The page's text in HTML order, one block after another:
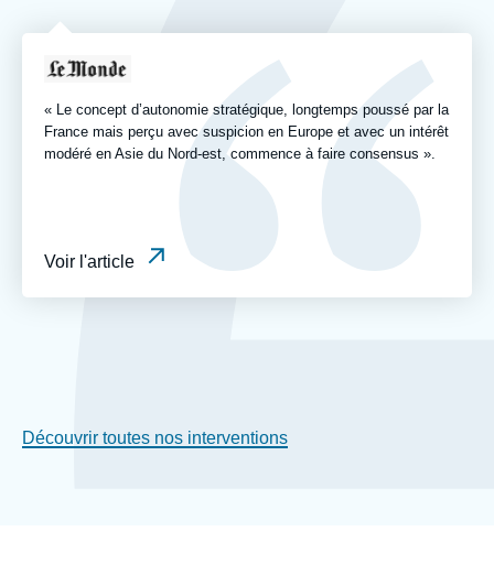
Logo
« Le concept d’autonomie stratégique, longtemps poussé par la
France mais perçu avec suspicion en Europe et avec un intérêt
modéré en Asie du Nord-est, commence à faire consensus ».
Voir l'article
ou
Découvrir toutes nos interventions